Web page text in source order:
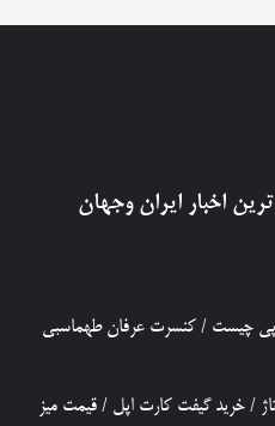
اخبار ایران وجهان
پی چیست / کنسرت عرفان طهماسبی
/ خرید گیفت کارت اپل / قیمت میز